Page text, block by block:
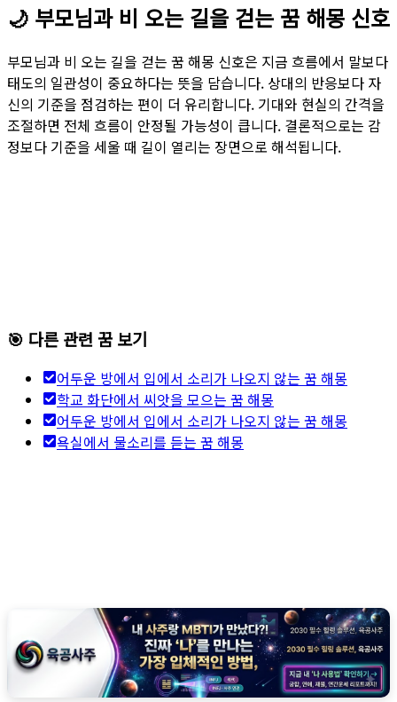
🌙 부모님과 비 오는 길을 걷는 꿈 해몽 신호
부모님과 비 오는 길을 걷는 꿈 해몽 신호은 지금 흐름에서 말보다
태도의 일관성이 중요하다는 뜻을 담습니다. 상대의 반응보다 자
신의 기준을 점검하는 편이 더 유리합니다. 기대와 현실의 간격을
조절하면 전체 흐름이 안정될 가능성이 큽니다. 결론적으로는 감
정보다 기준을 세울 때 길이 열리는 장면으로 해석됩니다.
🎯 다른 관련 꿈 보기
어두운 방에서 입에서 소리가 나오지 않는 꿈 해몽
학교 화단에서 씨앗을 모으는 꿈 해몽
어두운 방에서 입에서 소리가 나오지 않는 꿈 해몽
욕실에서 물소리를 듣는 꿈 해몽